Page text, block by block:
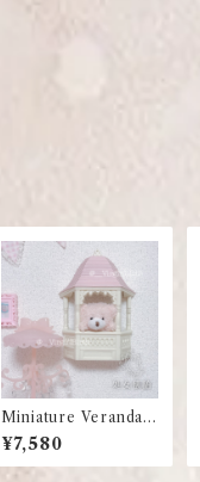
Miniature Veranda
Wall Decoration
¥7,580